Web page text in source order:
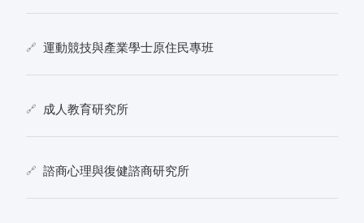
運動競技與產業學士原住民專班
成人教育研究所
諮商心理與復健諮商研究所